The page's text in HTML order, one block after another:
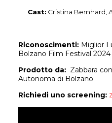
Cast: Cristina Bernhard,
Riconoscimenti:Miglior
Bolzano Film Festival 2024
Prodotto da: Zabbara
Autonoma di Bolzano
Richiedi uno screening: